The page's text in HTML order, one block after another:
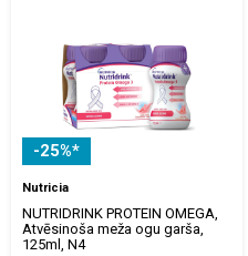
-25%*
Nutricia
NUTRIDRINK PROTEIN OMEGA,
Atvēsinoša meža ogu garša,
125ml, N4